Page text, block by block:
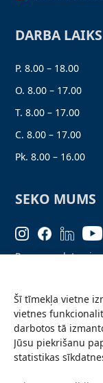
Šī tīmekļa vietne
vietnes
darbotos tā
Jūsu piekrišanu
statistikas
DARBA LAIKS
P. 8.00 – 18.00
O. 8.00 – 17.00
T. 8.00 – 17.00
C. 8.00 – 17.00
Pk. 8.00 – 16.00
SEKO MUMS
Personas datu
Ziņo par problēmu
Pieteikties
Piekļūstamības